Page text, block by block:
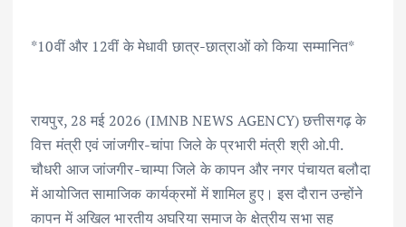
*10वीं और 12वीं के मेधावी छात्र-छात्राओं को किया सम्मानित*
रायपुर, 28 मई 2026 (IMNB NEWS AGENCY) छत्तीसगढ़ के
वित्त मंत्री एवं जांजगीर-चांपा जिले के प्रभारी मंत्री श्री ओ.पी.
चौधरी आज जांजगीर-चाम्पा जिले के कापन और नगर पंचायत बलौदा
में आयोजित सामाजिक कार्यक्रमों में शामिल हुए। इस दौरान उन्होंने
कापन में अखिल भारतीय अघरिया समाज के क्षेत्रीय सभा सह